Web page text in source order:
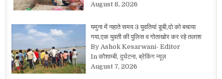
August 8, 2026
यमुना में नहाते समय 3 युवतियां डूबी,दो को बचाया
गया,एक युवती की पुलिस व गोताखोर कर रहे तलाश
By Ashok Kesarwani- Editor
In कौशाम्बी, दुर्घटना, ब्रेकिंग न्यूज़
August 7, 2026